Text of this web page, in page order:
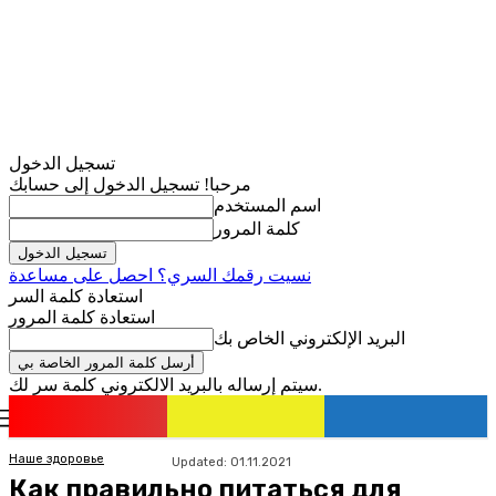
تسجيل الدخول
مرحبا! تسجيل الدخول إلى حسابك
اسم المستخدم
كلمة المرور
نسيت رقمك السري؟ احصل على مساعدة
استعادة كلمة السر
استعادة كلمة المرور
البريد الإلكتروني الخاص بك
سيتم إرساله بالبريد الالكتروني كلمة سر لك.
Наше здоровье Updated: 01.11.2021
Как правильно питаться для